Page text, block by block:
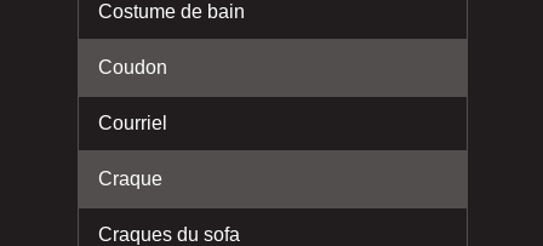
Costume de bain
Coudon
Courriel
Craque
Craques du sofa